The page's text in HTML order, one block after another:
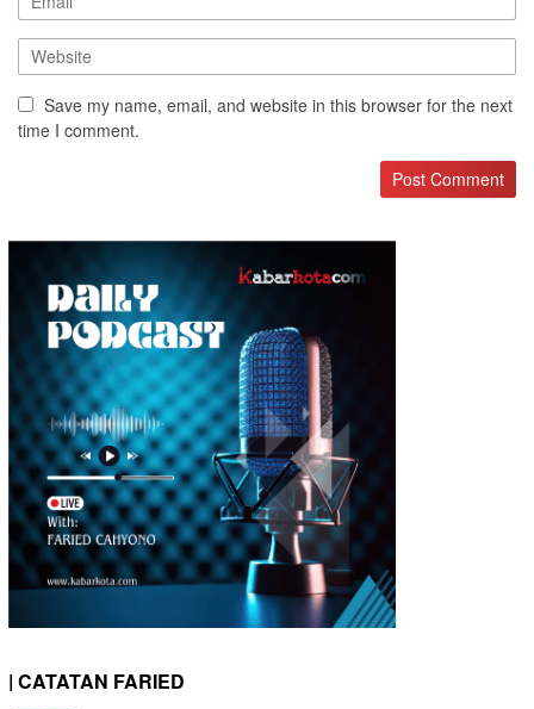
Save my name, email, and website in this browser for the next
time I comment.
| CATATAN FARIED